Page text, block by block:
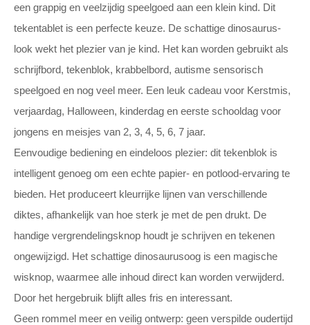
een grappig en veelzijdig speelgoed aan een klein kind. Dit
tekentablet is een perfecte keuze. De schattige dinosaurus-
look wekt het plezier van je kind. Het kan worden gebruikt als
schrijfbord, tekenblok, krabbelbord, autisme sensorisch
speelgoed en nog veel meer. Een leuk cadeau voor Kerstmis,
verjaardag, Halloween, kinderdag en eerste schooldag voor
jongens en meisjes van 2, 3, 4, 5, 6, 7 jaar.
Eenvoudige bediening en eindeloos plezier: dit tekenblok is
intelligent genoeg om een echte papier- en potlood-ervaring te
bieden. Het produceert kleurrijke lijnen van verschillende
diktes, afhankelijk van hoe sterk je met de pen drukt. De
handige vergrendelingsknop houdt je schrijven en tekenen
ongewijzigd. Het schattige dinosaurusoog is een magische
wisknop, waarmee alle inhoud direct kan worden verwijderd.
Door het hergebruik blijft alles fris en interessant.
Geen rommel meer en veilig ontwerp: geen verspilde oudertijd